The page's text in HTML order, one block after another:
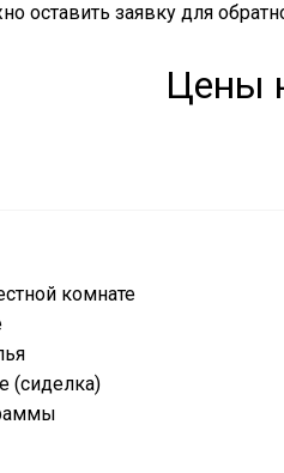
оставить заявку для
Цены
комнате
(сиделка)